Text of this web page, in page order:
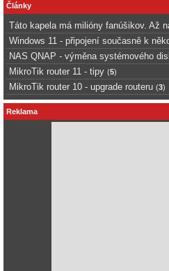
Články
Táto kapela má milióny fanúšikov. Až
Windows 11 - připojení současně k
NAS QNAP - výměna systémového
MikroTik router 11 - tipy (5)
MikroTik router 10 - upgrade routeru (3)
Reklama